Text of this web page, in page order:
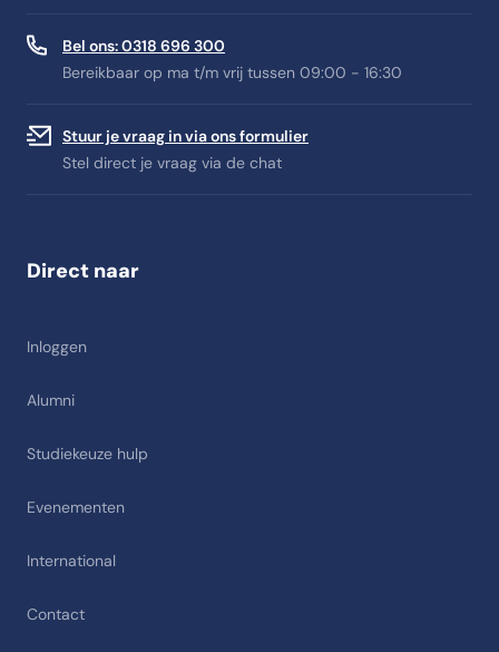
Bel ons: 0318 696 300
Bereikbaar op ma t/m vrij tussen 09:00 - 16:30
Stuur je vraag in via ons formulier
Stel direct je vraag via de chat
Direct naar
Inloggen
Alumni
Studiekeuze hulp
Evenementen
International
Contact